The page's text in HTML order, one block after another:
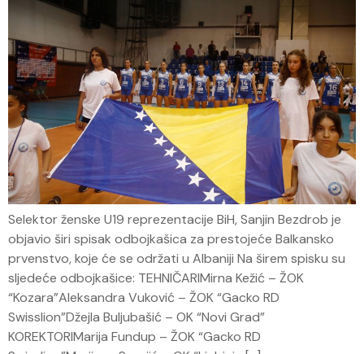
Selektor ženske U19 reprezentacije BiH, Sanjin Bezdrob je
objavio širi spisak odbojkašica za prestojeće Balkansko
prvenstvo, koje će se održati u Albaniji Na širem spisku su
sljedeće odbojkašice: TEHNIČARIMirna Kežić – ŽOK
“Kozara”Aleksandra Vuković – ŽOK “Gacko RD
Swisslion”Džejla Buljubašić – OK “Novi Grad”
KOREKTORIMarija Fundup – ŽOK “Gacko RD